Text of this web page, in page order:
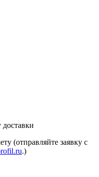
(отправляйте заявку с
.)